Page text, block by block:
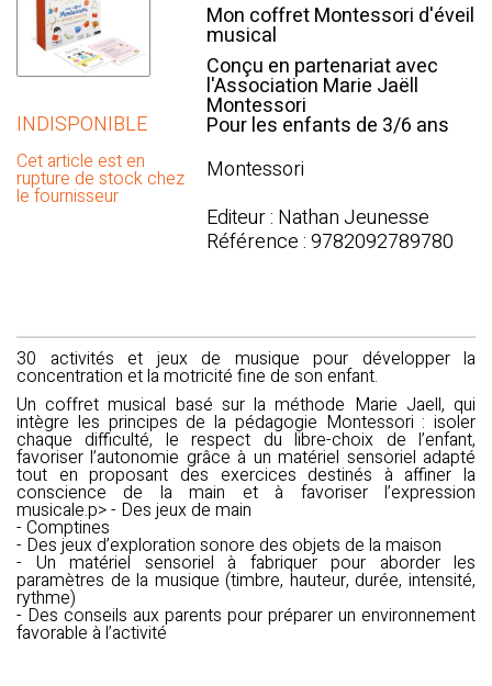
INDISPONIBLE
Cet article est en
rupture de stock chez
le fournisseur
Mon coffret Montessori d'éveil
musical
Conçu en partenariat avec
l'Association Marie Jaëll
Montessori
Pour les enfants de 3/6 ans
Montessori
Editeur : Nathan Jeunesse
Référence : 9782092789780
30 activités et jeux de musique pour développer la
concentration et la motricité fine de son enfant.
Un coffret musical basé sur la méthode Marie Jaell, qui
intègre les principes de la pédagogie Montessori : isoler
chaque difficulté, le respect du libre-choix de l’enfant,
favoriser l’autonomie grâce à un matériel sensoriel adapté
tout en proposant des exercices destinés à affiner la
conscience de la main et à favoriser l’expression
musicale.p> - Des jeux de main
- Comptines
- Des jeux d’exploration sonore des objets de la maison
- Un matériel sensoriel à fabriquer pour aborder les
paramètres de la musique (timbre, hauteur, durée, intensité,
rythme)
- Des conseils aux parents pour préparer un environnement
favorable à l’activité